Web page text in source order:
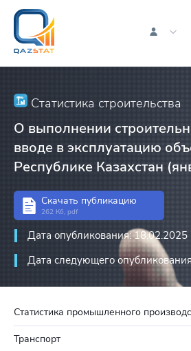
Статистика промышленного
Транспорт
Статистика строительства
О выполнении
вводе в эксплуатацию
Республике Казахстан
Скачать публикацию
262 Кб, pdf
Дата опубликования: 18.02.2025
Дата следующего